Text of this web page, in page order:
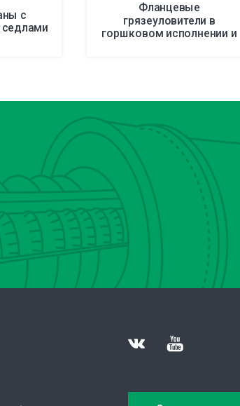
с
Фланцевые
грязеуловители в
горшковом исполнении и